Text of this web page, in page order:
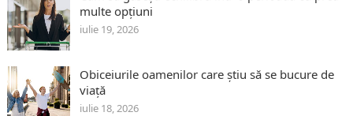
multe opțiuni
iulie 19, 2026
Obiceiurile oamenilor care știu să se bucure de
viață
iulie 18, 2026